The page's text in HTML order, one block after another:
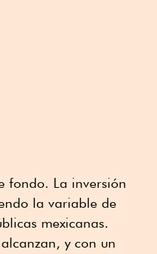
fondo. La inversión
la variable de
mexicanas.
y con un